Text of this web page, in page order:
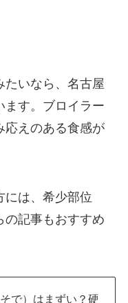
たいなら、名古屋
ます。ブロイラー
応えのある食感が
には、希少部位
の記事もおすすめ
で）はまずい？硬